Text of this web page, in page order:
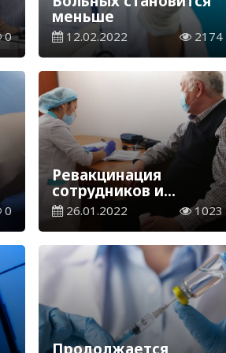
0
меньше
12.02.2022 2174
0
Ревакцинация
сотрудников и
обучающихся
Кызылординского
университета имени
Коркыт ата
26.01.2022 1023
Продолжается